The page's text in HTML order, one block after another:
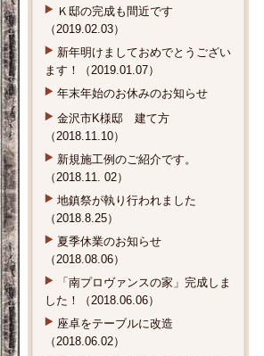
Ｋ邸の完成も間近です
（2019.02.03）
新年明けましておめでとうござい
ます！（2019.01.07）
年末年始のお休みのお知らせ
金沢市K様邸 建て方
（2018.11.10）
新規施工例のご紹介です。
（2018.11. 02）
地鎮祭が執り行われました
（2018.8.25）
夏季休業のお知らせ
（2018.08.06）
「南プロヴァンスの家」完成しま
した！（2018.06.06）
座卓をテーブルに改造
（2018.06.02）